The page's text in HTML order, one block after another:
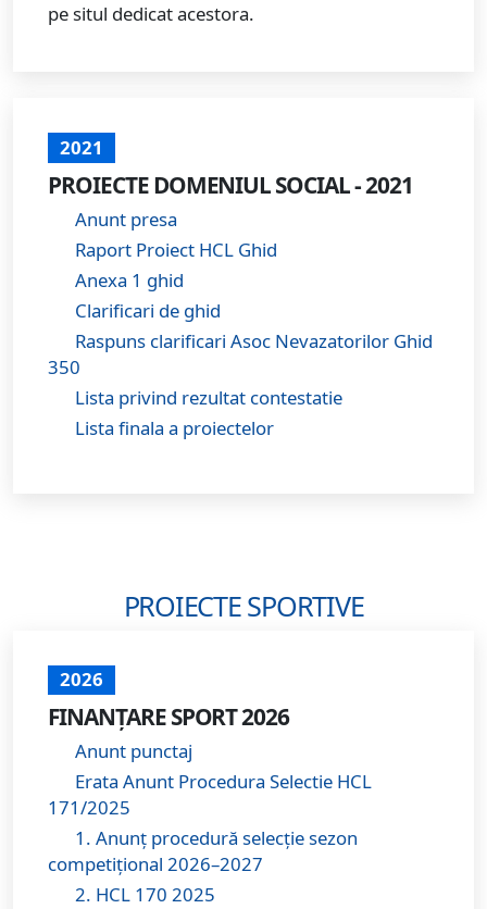
pe situl dedicat acestora.
2021
PROIECTE DOMENIUL SOCIAL - 2021
Anunt presa
Raport Proiect HCL Ghid
Anexa 1 ghid
Clarificari de ghid
Raspuns clarificari Asoc Nevazatorilor Ghid
350
Lista privind rezultat contestatie
Lista finala a proiectelor
PROIECTE SPORTIVE
2026
FINANȚARE SPORT 2026
Anunt punctaj
Erata Anunt Procedura Selectie HCL
171/2025
1. Anunț procedură selecție sezon
competițional 2026–2027
2. HCL 170 2025